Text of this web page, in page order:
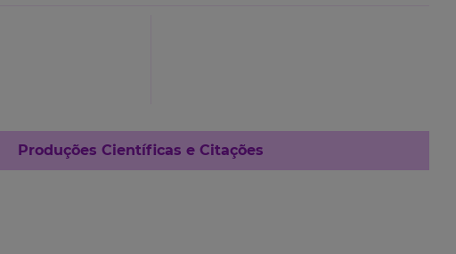
Produções Científicas e Citações